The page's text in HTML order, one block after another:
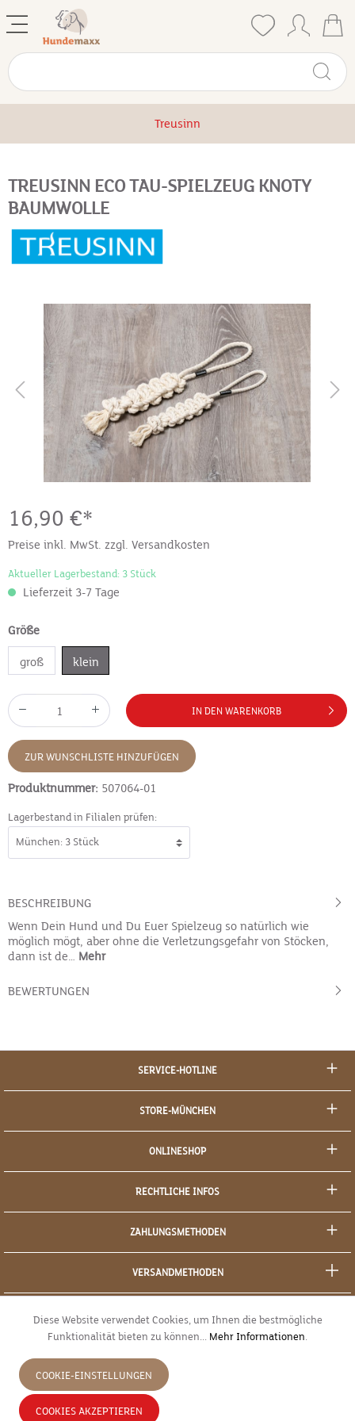
Treusinn
TREUSINN ECO TAU-SPIELZEUG KNOTY
BAUMWOLLE
16,90 €*
Preise inkl. MwSt. zzgl. Versandkosten
Aktueller Lagerbestand: 3 Stück
Lieferzeit 3-7 Tage
Größe
groß klein
IN DEN WARENKORB
ZUR WUNSCHLISTE HINZUFÜGEN
Produktnummer: 507064-01
Lagerbestand in Filialen prüfen:
BESCHREIBUNG
Wenn Dein Hund und Du Euer Spielzeug so natürlich wie
möglich mögt, aber ohne die Verletzungsgefahr von Stöcken,
dann ist de… Mehr
BEWERTUNGEN
SERVICE-HOTLINE
STORE-MÜNCHEN
ONLINESHOP
RECHTLICHE INFOS
ZAHLUNGSMETHODEN
VERSANDMETHODEN
JETZT WIDERRUFEN
Diese Website verwendet Cookies, um Ihnen die bestmögliche
Funktionalität bieten zu können... Mehr Informationen.
COOKIE-EINSTELLUNGEN
COOKIES AKZEPTIEREN